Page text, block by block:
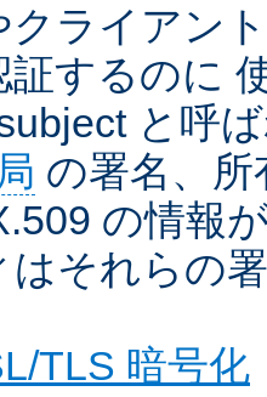
クライアン
証するのに
と呼
の署名、
の情報
はそれらの
TLS 暗号化